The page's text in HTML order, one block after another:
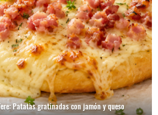
Patatas gratinadas con jamón y queso